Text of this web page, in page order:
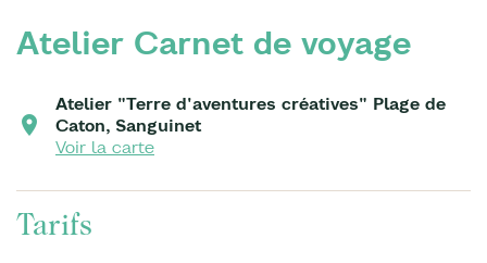
Atelier Carnet de voyage
Atelier "Terre d'aventures créatives" Plage de
Caton, Sanguinet
Voir la carte
Tarifs